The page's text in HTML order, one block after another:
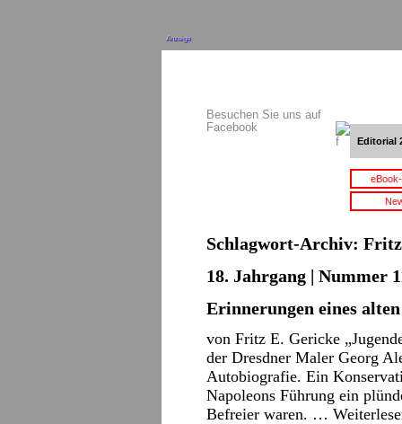
Anzeige
Besuchen Sie uns auf
Facebook
Editorial
Schlagwort-Archiv:
18. Jahrgang | Nummer
Erinnerungen eines
von Fritz E. Gericke
der Dresdner Maler Georg
Autobiografie. Ein
Napoleons Führung ein
Befreier waren. …